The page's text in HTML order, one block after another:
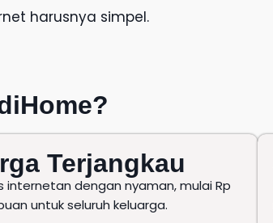
harusnya simpel.
?
Terjangkau
internetan dengan nyaman, mulai Rp
untuk seluruh keluarga.